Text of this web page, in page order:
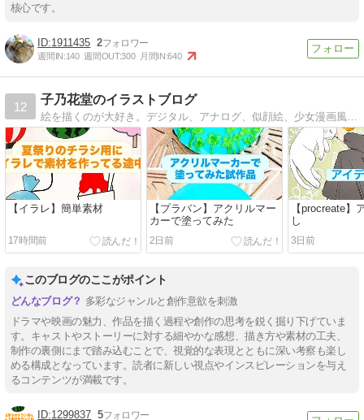
核心です。
1911435 2
週間IN:140 週間OUT:300 月間IN:640
12
子乃花堂のイラストブログ
【イラレ】簡単素材
17時間前
【プラバン】アクリルマー
カーで塗ってみた
2日前
【procreate】
し
3日前
このブログのここがポイント
多彩なジャンルと創作意欲を刺激
ドラマや映画の魅力、作品を描く過程や創作の思考を鋭く掘り下げていま
す。キャストやストーリーに対する細やかな感想、描き方や素材の工夫、
制作の裏側にまで踏み込むことで、視覚的な表現とともに深い考察も楽し
める構成となっています。読者に新しい視点やインスピレーションを与え
るコンテンツが満載です。
1299837 5